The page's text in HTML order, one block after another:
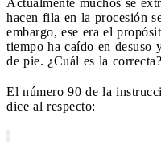
Actualmente muchos se
hacen fila en la procesión
embargo, ese era el
tiempo ha caído en desuso
de pie. ¿Cuál es la correcta?
El número 90 de la
dice al respecto: